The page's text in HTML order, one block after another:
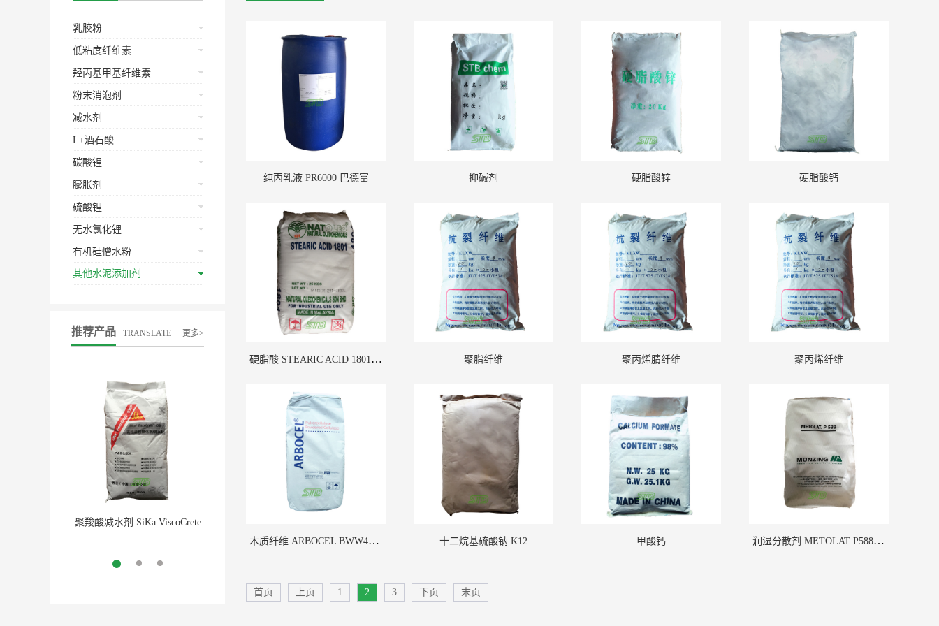
乳胶粉
低粘度纤维素
羟丙基甲基纤维素
粉末消泡剂
减水剂
L+酒石酸
碳酸锂
膨胀剂
硫酸锂
无水氯化锂
有机硅憎水粉
其他水泥添加剂
推荐产品 TRANSLATE 更多>
聚羧酸减水剂 SiKa ViscoCrete
英国昕特玛
More
纯丙乳液 PR6000 巴德富 抑碱剂 硬脂酸锌 硬脂酸钙
硬脂酸 STEARIC ACID 1801 马来西亚大自然 聚脂纤维 聚丙烯腈纤维 聚丙烯纤维
木质纤维 ARBOCEL BWW40 德国JRS 十二烷基硫酸钠 K12 甲酸钙 润湿分散剂 METOLAT P588 德国明凌
首页 上页 1 2 3 下页 末页